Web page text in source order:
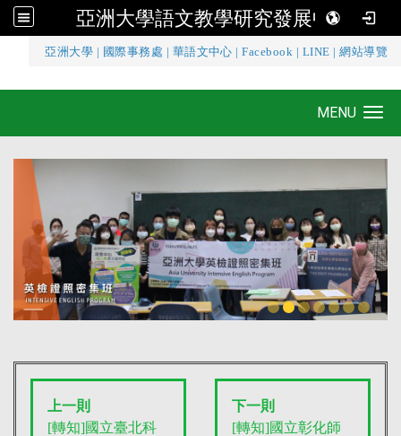
亞洲大學語文教學研究發展中心
亞洲大學 國際事務處 華語文中心 |Facebook LINE |網站導覽
亞洲大學語文教學研究發展中心
MENU
上一則
[轉知]國立臺北科
下一則
[轉知]國立彰化師